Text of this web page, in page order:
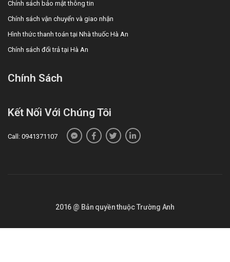
Chính sách bảo mật thông tin
Chính sách vận chuyển và giao nhận
Hình thức thanh toán tại Nhà thuốc Hà An
Chính sách đổi trả tại Hà An
Chính Sách
Kết Nối Với Chúng Tôi
Call: 0941371107
2016 @ Bản quyền thuộc Trường Anh